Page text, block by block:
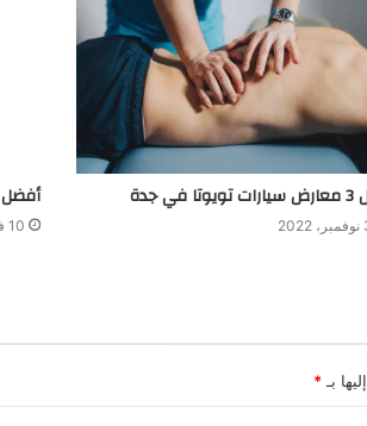
جدة أفضل 3 مراكز تبني الحيوانات في الإمارات
10 فبراير، 2023
بـ *